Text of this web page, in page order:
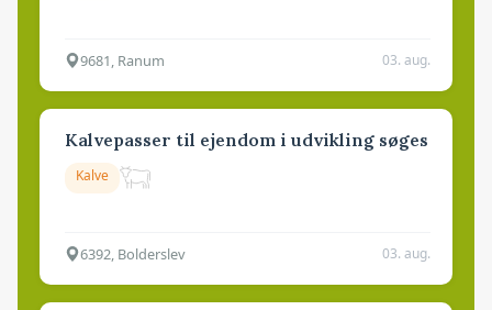
9681, Ranum 03. aug.
Kalvepasser til ejendom i udvikling søges
Kalve
6392, Bolderslev 03. aug.